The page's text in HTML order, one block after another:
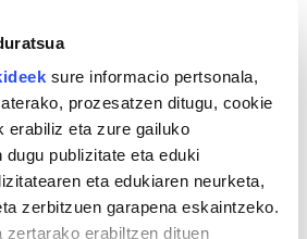
sure informacio pertsonala,
prozesatzen ditugu, cookie
erabiliz eta zure gailuko
publizitate eta eduki
eta edukiaren neurketa,
zerbitzuen garapena eskaintzeko.
zertarako erabiltzen dituen
AGENDA
Abuztua 2026
AZ. OG. OL. LR.
29 30 31 1 2
5 6 7 8 9